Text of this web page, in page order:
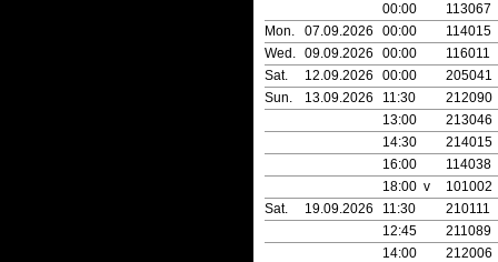
00:00
113067
Mon.
07.09.2026 00:00
114015
Wed. 09.09.2026 00:00
116011
Sat.
12.09.2026 00:00
205041
Sun.
13.09.2026 11:30
212090
13:00
213046
14:30
214015
16:00
114038
18:00 v
101002
Sat.
19.09.2026 11:30
210111
12:45
211089
14:00
212006